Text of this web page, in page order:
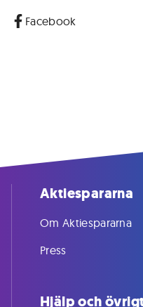
Facebook
Aktiespararna
Om Aktiespararna
Press
Hjälp och